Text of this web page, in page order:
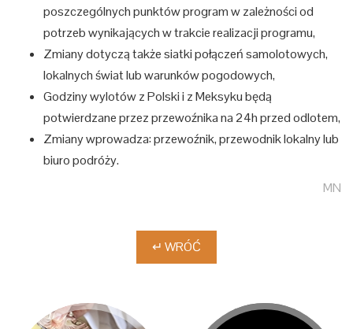
poszczególnych punktów program w zależności od
potrzeb wynikających w trakcie realizacji programu,
Zmiany dotyczą także siatki połączeń samolotowych,
lokalnych świat lub warunków pogodowych,
Godziny wylotów z Polski i z Meksyku będą
potwierdzane przez przewoźnika na 24h przed odlotem,
Zmiany wprowadza: przewoźnik, przewodnik lokalny lub
biuro podróży.
MN
↵ WRÓĆ